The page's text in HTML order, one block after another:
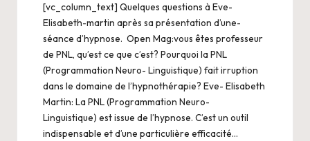
[vc_column_text] Quelques questions à Eve-
Elisabeth-martin après sa présentation d’une-
séance d’hypnose. Open Mag:vous êtes professeur
de PNL, qu’est ce que c’est? Pourquoi la PNL
(Programmation Neuro- Linguistique) fait irruption
dans le domaine de l’hypnothérapie? Eve- Elisabeth
Martin: La PNL (Programmation Neuro-
Linguistique) est issue de l’hypnose. C’est un outil
indispensable et d’une particulière efficacité…